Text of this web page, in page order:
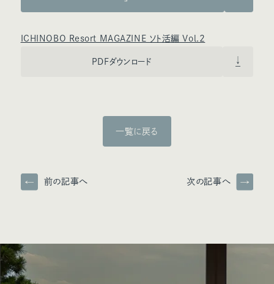
ICHINOBO Resort MAGAZINE ソト活編 Vol.2
PDFダウンロード
前の記事へ
一覧に戻る
次の記事へ